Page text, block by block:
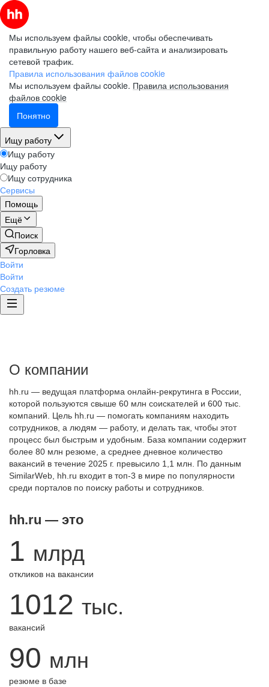
Мы используем файлы cookie, чтобы обеспечивать
правильную работу нашего веб-сайта и анализировать
сетевой трафик.
Правила использования файлов cookie
Мы используем файлы cookie. Правила использования
файлов cookie
Понятно
Ищу работу
Ищу работу
Ищу работу
Ищу сотрудника
Сервисы
Помощь
Ещё
Поиск
Горловка
Войти
Войти
Создать резюме
О компании
hh.ru — ведущая платформа онлайн-рекрутинга в России,
которой пользуются свыше 60 млн соискателей и 600 тыс.
компаний. Цель hh.ru — помогать компаниям находить
сотрудников, а людям — работу, и делать так, чтобы этот
процесс был быстрым и удобным. База компании содержит
более 80 млн резюме, а среднее дневное количество
вакансий в течение 2025 г. превысило 1,1 млн. По данным
SimilarWeb, hh.ru входит в топ-3 в мире по популярности
среди порталов по поиску работы и сотрудников.
hh.ru — это
1 млрд
откликов на вакансии
1012 тыс.
вакансий
90 млн
резюме в базе